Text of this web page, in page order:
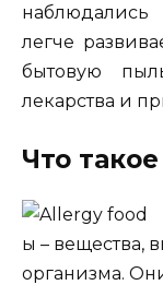
легче
бытовую
лекарства и
Что
ы – вещества,
организма.